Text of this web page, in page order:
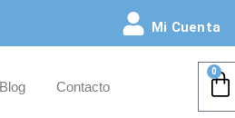
Mi Cuenta
Blog Contacto
0